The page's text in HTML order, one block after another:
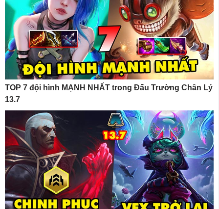
TOP 7 đội hình MẠNH NHẤT trong Đấu Trường Chân Lý
13.7